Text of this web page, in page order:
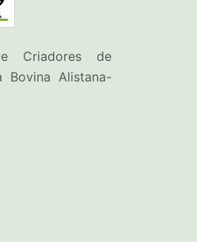
Criadores de
Bovina Alistana-